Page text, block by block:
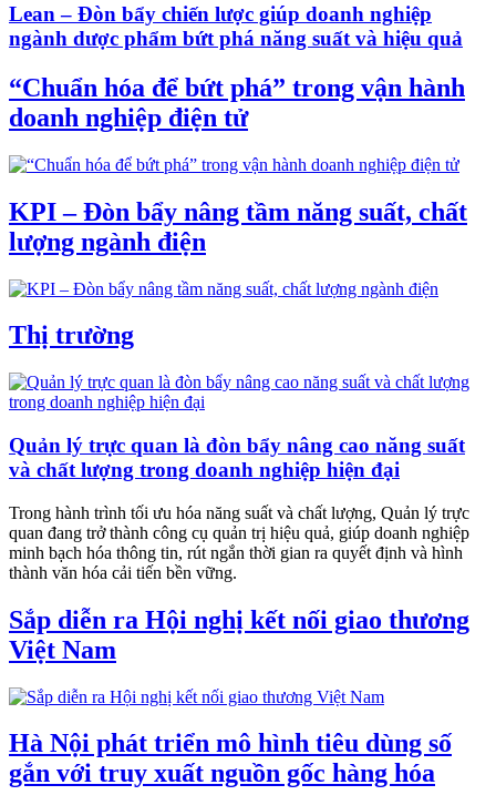
Lean – Đòn bẩy chiến lược giúp doanh nghiệp
ngành dược phẩm bứt phá năng suất và hiệu quả
“Chuẩn hóa để bứt phá” trong vận hành
doanh nghiệp điện tử
KPI – Đòn bẩy nâng tầm năng suất, chất
lượng ngành điện
Thị trường
Quản lý trực quan là đòn bẩy nâng cao năng suất
và chất lượng trong doanh nghiệp hiện đại
Trong hành trình tối ưu hóa năng suất và chất lượng, Quản lý trực
quan đang trở thành công cụ quản trị hiệu quả, giúp doanh nghiệp
minh bạch hóa thông tin, rút ngắn thời gian ra quyết định và hình
thành văn hóa cải tiến bền vững.
Sắp diễn ra Hội nghị kết nối giao thương
Việt Nam
Hà Nội phát triển mô hình tiêu dùng số
gắn với truy xuất nguồn gốc hàng hóa